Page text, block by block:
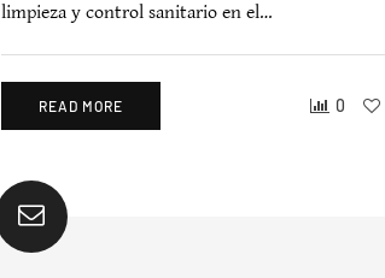
limpieza y control sanitario en el…
READ MORE 0